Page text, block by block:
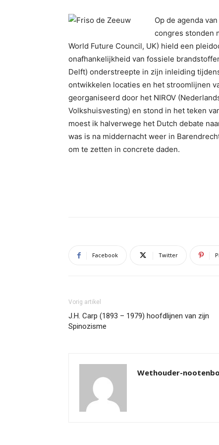
Op de agenda
congres stonden
World Future Council, UK) hield een
onafhankelijkheid van fossiele
Delft) onderstreepte in zijn inleiding
ontwikkelen locaties en het stroomlijnen
georganiseerd door het NIROV
Volkshuisvesting) en stond in het teken
moest ik halverwege het Dutch debate
was is na middernacht weer in
om te zetten in concrete daden.
Facebook Twitter
Vorig artikel
J.H. Carp (1893 – 1979) hoofdlijnen van zijn
Spinozisme
Wethouder-